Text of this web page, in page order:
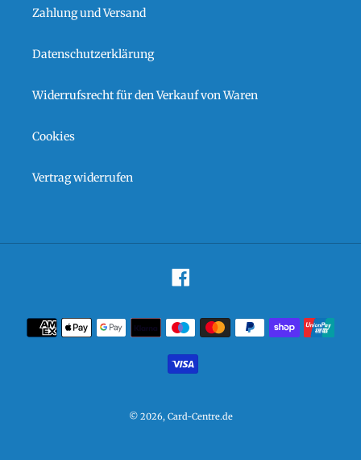
Zahlung und Versand
Datenschutzerklärung
Widerrufsrecht für den Verkauf von Waren
Cookies
Vertrag widerrufen
Zahlungsarten
© 2026, Card-Centre.de